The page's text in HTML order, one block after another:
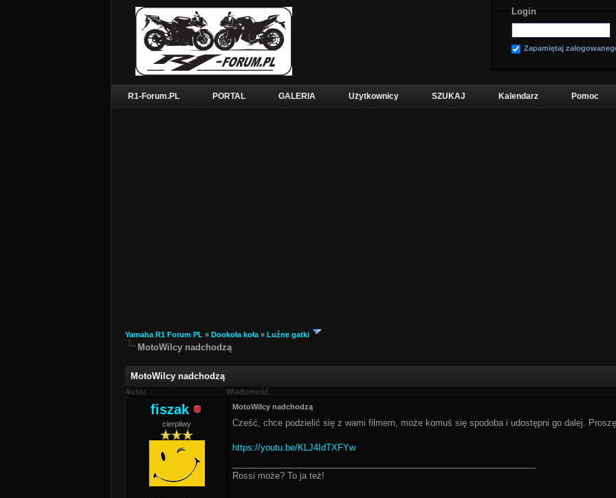
Login
Zapamiętaj
R1-Forum.PL PORTAL GALERIA Użytkownicy SZUKAJ Kalendarz Pomoc
Yamaha R1 Forum PL » Dookoła koła » Luźne gatki
MotoWilcy nadchodzą
MotoWilcy nadchodzą
Autor Wiadomość
fiszak
cierpliwy
MotoWilcy nadchodzą
Cześć, chce podzielić się z wami filmem, może komuś się spodoba i udostępni go dalej.
https://youtu.be/KLJ4IdTXFYw
Rossi może? To ja też!